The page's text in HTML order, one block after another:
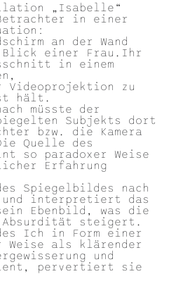
„Isabelle“
in einer
an der Wand
einer Frau.Ihr
in einem
zu
hält.
müsste der
Subjekts dort
bzw. die Kamera
Quelle des
so paradoxer Weise
Erfahrung
Spiegelbildes nach
interpretiert das
Ebenbild, was die
steigert.
Ich in Form einer
Weise als klärender
und
pervertiert sie